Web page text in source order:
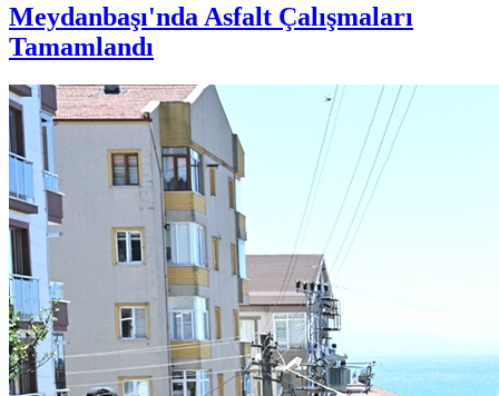
Meydanbaşı'nda Asfalt Çalışmaları
Tamamlandı